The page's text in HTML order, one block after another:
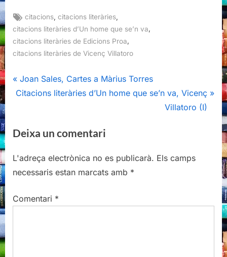
Tags:
citacions ,citacions literàries
citacions literàries d’Un home que se’n va,
citacions literàries de Edicions Proa
citacions literàries de Vicenç Villatoro
Navegació
P
r
i
u
s
o
Joan Sales, Cartes a Màrius Torres
N
t
o
s
:
Citacions literàries d’Un home que se’n va, Vicenç
Villatoro (I)
Deixa un comentari
L'adreça electrònica no es publicarà. Els camps
necessaris estan marcats amb *
Comentari *